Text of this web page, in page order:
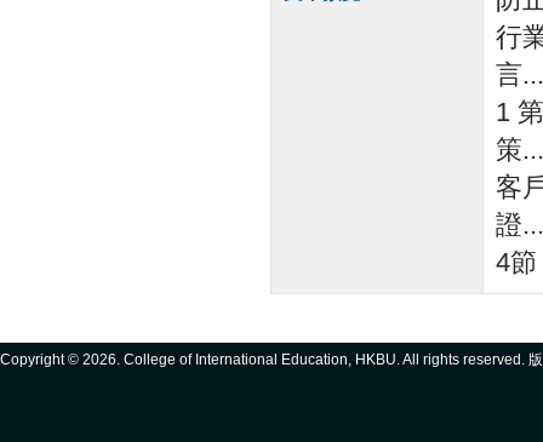
行
言
1
策
客
證
4節
Copyright © 2026. College of International Education, HKBU. All rights reserved.